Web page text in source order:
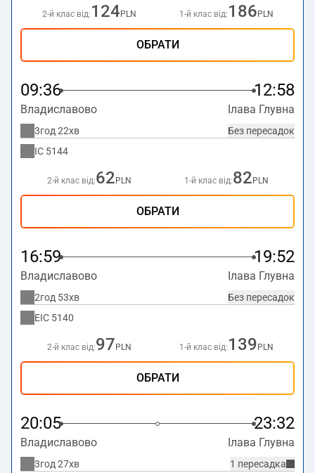
2-й клас від: 124 PLN 1-й клас від: 186 PLN
ОБРАТИ
09:36 12:58
Владиславово Ілава Глувна
Без пересадок
3год 22хв
IC 5144
2-й клас від:62 PLN 1-й клас від:82 PLN
ОБРАТИ
16:59 19:52
Владиславово Ілава Глувна
Без пересадок
2год 53хв
EIC 5140
2-й клас від:97 PLN 1-й клас від: 139 PLN
ОБРАТИ
20:05 23:32
Владиславово Ілава Глувна
1 пересадка
3год 27хв